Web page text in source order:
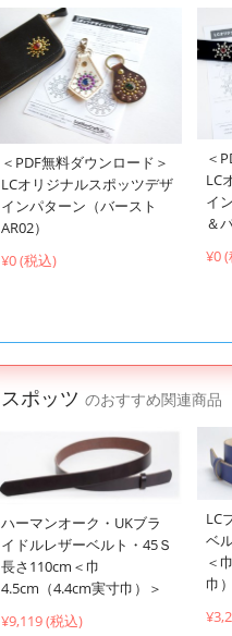
＜PDF無料ダウンロード＞
LCオリジナルスポッツデザ
インパターン（バースト
AR02）
¥0 (税込)
＜
LC
イ
＆
¥0
スポッツ のおすすめ関連商品
ハーマンオーク・UKブラ
イドルレザーベルト・45Ｓ
長さ110cm＜巾
4.5cm（4.4cm実寸巾）＞
¥9,119 (税込)
LC
ベ
＜
巾